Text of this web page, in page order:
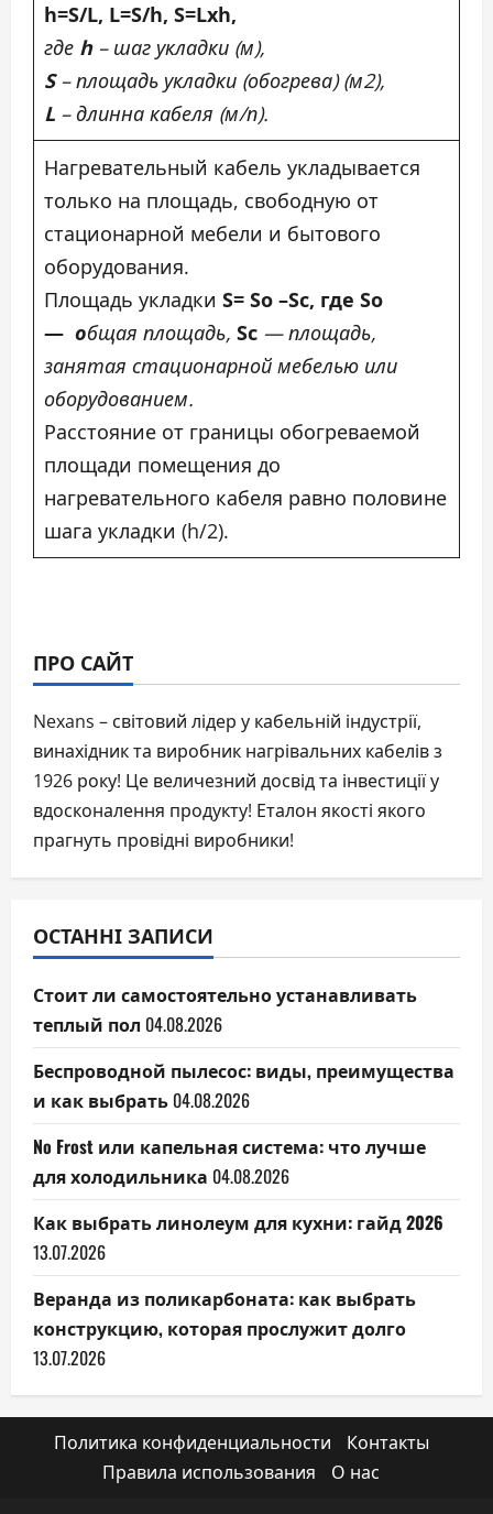
h=S/L, L=S/h, S=Lxh,
где h– шаг укладки (м),
S– площадь укладки (обогрева) (м2),
L – длинна кабеля (м/п).
Нагревательный кабель укладывается
только на площадь, свободную от
стационарной мебели и бытового
оборудования.
Площадь укладки S= Sо –Sс, где Sо
— общая площадь, Sс — площадь,
занятая стационарной мебелью или
оборудованием.
Расстояние от границы обогреваемой
площади помещения до
нагревательного кабеля равно половине
шага укладки (h/2).
ПРО САЙТ
Nexans – світовий лідер у кабельній індустрії,
винахідник та виробник нагрівальних кабелів з
1926 року! Це величезний досвід та інвестиції у
вдосконалення продукту! Еталон якості якого
прагнуть провідні виробники!
ОСТАННІ ЗАПИСИ
Стоит ли самостоятельно устанавливать
теплый пол 04.08.2026
Беспроводной пылесос: виды, преимущества
и как выбрать 04.08.2026
No Frost или капельная система: что лучше
для холодильника 04.08.2026
Как выбрать линолеум для кухни: гайд 2026
13.07.2026
Веранда из поликарбоната: как выбрать
конструкцию, которая прослужит долго
13.07.2026
Политика конфиденциальности
Контакты
Правила использования
О нас